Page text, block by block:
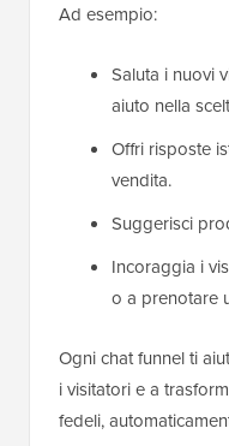
Ad esempio:
Saluta i nuovi
aiuto nella
Offri risposte
vendita.
Suggerisci
Incoraggia i
o a prenotare
Ogni chat funnel ti
i visitatori e a
fedeli,